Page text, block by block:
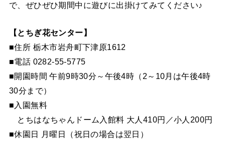
で、ぜひぜひ期間中に遊びに出掛けてみてください♪
【とちぎ花センター】
■住所 栃木市岩舟町下津原1612
■電話 0282-55-5775
■開園時間 午前9時30分～午後4時（2～10月は午後4時
30分まで）
■入園無料
とちはなちゃんドーム入館料 大人410円／小人200円
■休園日 月曜日（祝日の場合は翌日）